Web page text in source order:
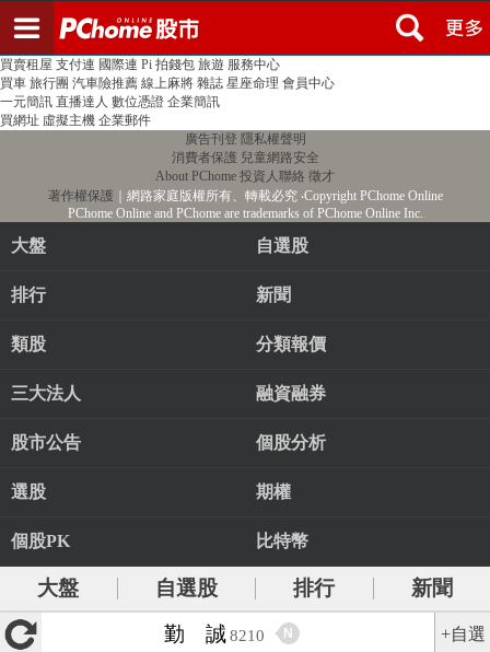
PChome首頁 線上購物 24h購物 書店
買賣租屋 支付連 國際連 Pi 拍錢包 旅遊 服務中心
買車 旅行團 汽車險推薦 線上麻將 雜誌 星座命理 會員中心
一元簡訊 直播達人 數位憑證 企業簡訊
買網址 虛擬主機 企業郵件
廣告刊登 隱私權聲明
消費者保護 兒童網路安全
About PChome 投資人聯絡 徵才
著作權保護 ｜網路家庭版權所有、轉載必究‧Copyright PChome Online
PChome Online and PChome are trademarks of PChome Online Inc.
大盤 自選股
排行 新聞
類股 分類報價
三大法人 融資融券
股市公告 個股分析
選股 期權
個股PK 比特幣
大盤 自選股 排行
新聞
勤 誠 8210 N +自選